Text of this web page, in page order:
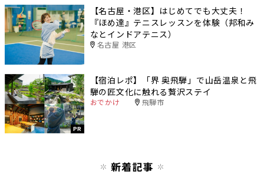
【名古屋・港区】はじめてでも大丈夫！
『ほめ達』テニスレッスンを体験（邦和み
なとインドアテニス）
名古屋 港区
PR
【宿泊レポ】「界 奥飛騨」で山岳温泉と飛
騨の匠文化に触れる贅沢ステイ
おでかけ 飛騨市
新着記事